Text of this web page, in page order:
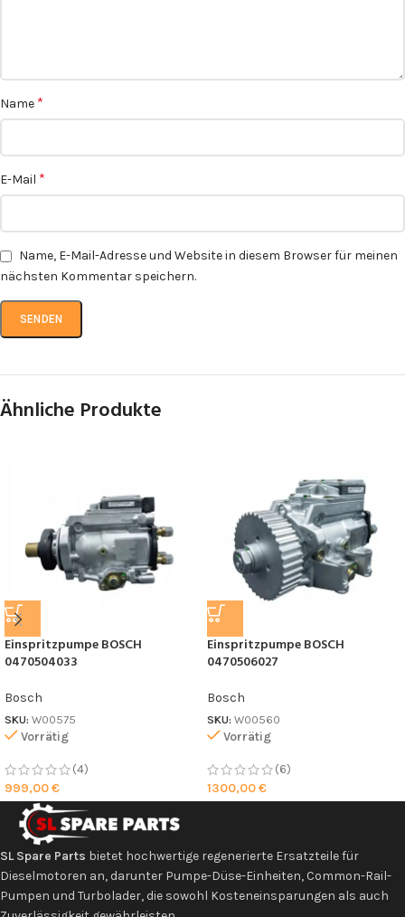
Name *
E-Mail *
Name, E-Mail-Adresse und Website in diesem Browser für meinen
nächsten Kommentar speichern.
Ähnliche Produkte
Einspritzpumpe BOSCH
0470504033
Bosch
SKU: W00575
Vorrätig
(4)
999,00€
Einspritzpumpe BOSCH
0470506027
Bosch
SKU: W00560
Vorrätig
(6)
1300,00€
SL Spare Parts bietet hochwertige regenerierte Ersatzteile für
Dieselmotoren an, darunter Pumpe-Düse-Einheiten, Common-Rail-
Pumpen und Turbolader, die sowohl Kosteneinsparungen als auch